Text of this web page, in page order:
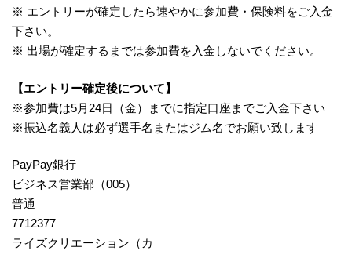
※ エントリーが確定したら速やかに参加費・保険料をご入金
下さい。
※ 出場が確定するまでは参加費を入金しないでください。
【エントリー確定後について】
※参加費は5月24日（金）までに指定口座までご入金下さい
※振込名義人は必ず選手名またはジム名でお願い致します
PayPay銀行
ビジネス営業部（005）
普通
7712377
ライズクリエーション（カ